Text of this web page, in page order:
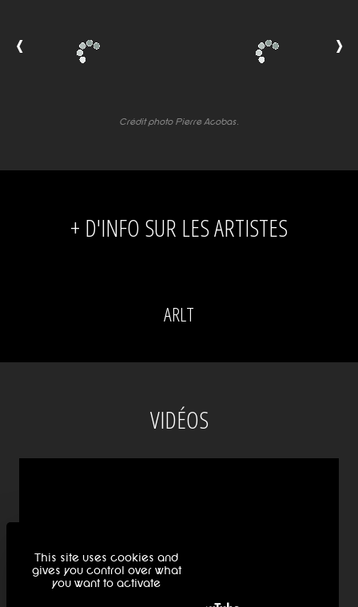
Crédit photo Pierre Acobas.
+ D'INFO SUR LES ARTISTES
ARLT
VIDÉOS
This site uses cookies and
gives you control over what
you want to activate